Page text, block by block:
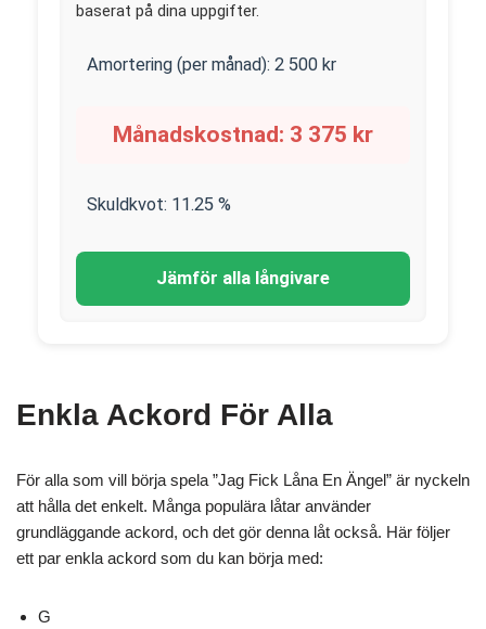
baserat på dina uppgifter.
Amortering (per månad): 2 500 kr
Månadskostnad: 3 375 kr
Skuldkvot: 11.25 %
Jämför alla långivare
Enkla Ackord För Alla
För alla som vill börja spela ”Jag Fick Låna En Ängel” är nyckeln
att hålla det enkelt. Många populära låtar använder
grundläggande ackord, och det gör denna låt också. Här följer
ett par enkla ackord som du kan börja med:
G